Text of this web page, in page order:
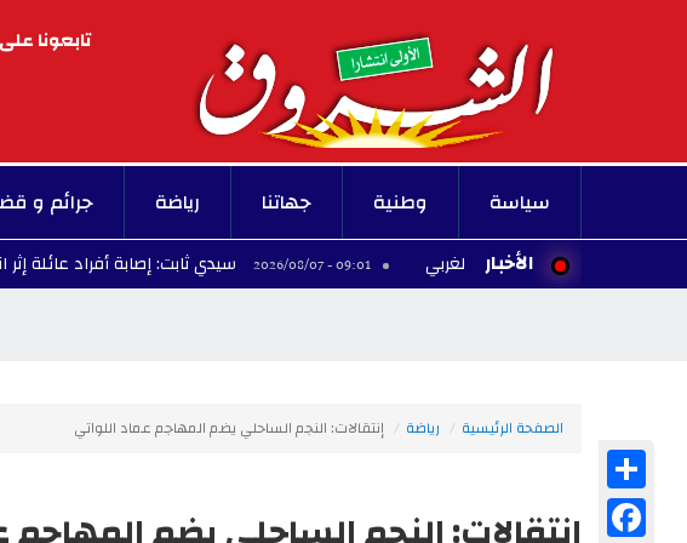
تابعونا على
سياسة وطنية جهاتنا رياضة جرائم و
الأخبار
09:01 - 2026/08/07 سيدي ثابت: إصابة أفراد عائلة إثر انفجار غاز
الصفحة الرئيسية رياضة إنتقالات: النجم الساحلي يضم المهاجم عماد اللواتي
Facebook